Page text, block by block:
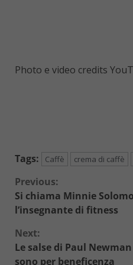
Photo e video credits
Tags: Caffè crema di caffè
Continue
Reading
Previous:
Si chiama Minnie
l’insegnante di fitness
Next:
Le salse di Paul
sono per beneficenza